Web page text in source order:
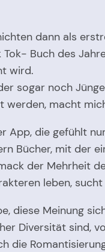
dann als
Buch des
wird.
sogar noch
werden, macht
die gefühlt
Bücher, mit der
der Mehrheit
leben,
diese Meinung
Diversität sind,
die